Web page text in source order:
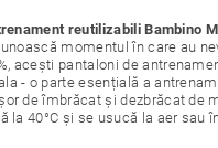
reutilizabili Bambino
momentul în care au
acești pantaloni de
- o parte esențială a
de îmbrăcat și dezbrăcat de
la 40°C și se usucă la aer